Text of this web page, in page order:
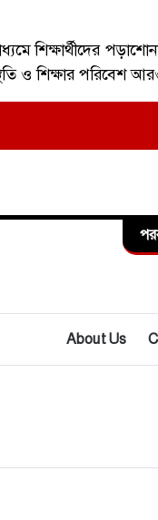
শিক্ষার্থীদের
ও শিক্ষার পরিবেশ
About Us